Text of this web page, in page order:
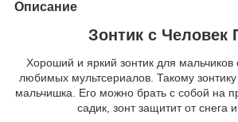
Описание
Зонтик с Человек
Хороший и яркий зонтик для
любимых мультсериалов. Такому
мальчишка. Его можно брать с собой на
садик, зонт защитит от снега